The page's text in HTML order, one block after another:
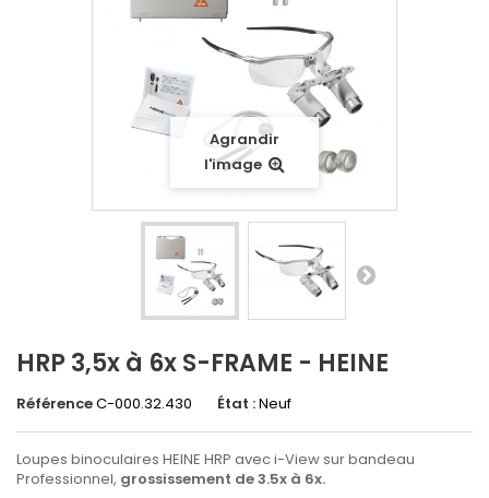
Agrandir
l'image
HRP 3,5x à 6x S-FRAME - HEINE
RéférenceC-000.32.430 État :Neuf
Loupes binoculaires HEINE HRP avec i-View sur bandeau
Professionnel, grossissement de 3.5x à 6x.